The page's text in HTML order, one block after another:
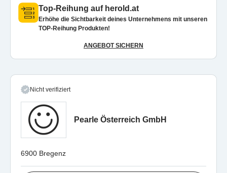
Top-Reihung auf herold.at
Erhöhe die Sichtbarkeit deines Unternehmens mit unseren
TOP-Reihung Produkten!
ANGEBOT SICHERN
Nicht verifiziert
Pearle Österreich GmbH
6900 Bregenz